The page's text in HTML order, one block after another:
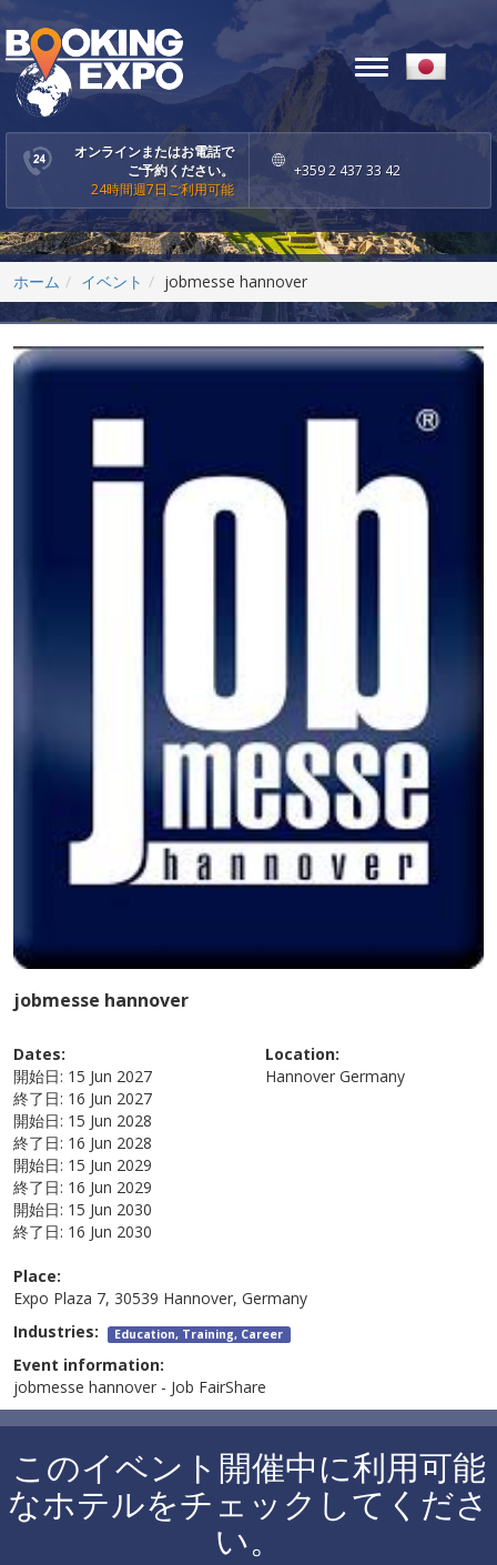
オンラインまたはお電話で
ご予約ください。
24時間週7日ご利用可能
+359 2 437 33 42
Toggle
navigation
ホーム イベント jobmesse hannover
jobmesse hannover
Dates:
開始日: 15 Jun 2027
終了日: 16 Jun 2027
開始日: 15 Jun 2028
終了日: 16 Jun 2028
開始日: 15 Jun 2029
終了日: 16 Jun 2029
開始日: 15 Jun 2030
終了日: 16 Jun 2030
Location:
Hannover Germany
Place:
Expo Plaza 7, 30539 Hannover, Germany
Industries: Education, Training, Career
Event information:
jobmesse hannover - Job FairShare
このイベント開催中に利用可能
なホテルをチェックしてくださ
い。